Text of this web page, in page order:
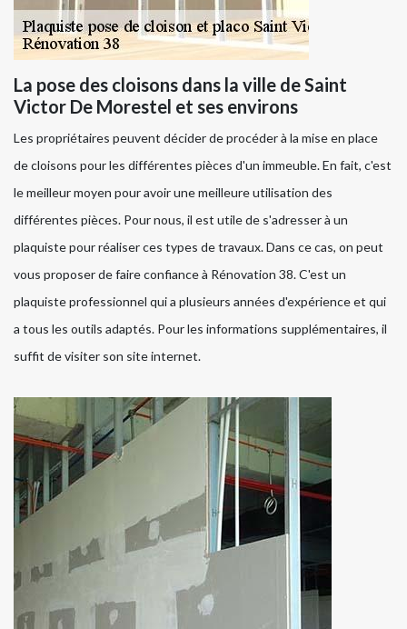
La pose des cloisons dans la ville de Saint
Victor De Morestel et ses environs
Les propriétaires peuvent décider de procéder à la mise en place
de cloisons pour les différentes pièces d'un immeuble. En fait, c'est
le meilleur moyen pour avoir une meilleure utilisation des
différentes pièces. Pour nous, il est utile de s'adresser à un
plaquiste pour réaliser ces types de travaux. Dans ce cas, on peut
vous proposer de faire confiance à Rénovation 38. C'est un
plaquiste professionnel qui a plusieurs années d'expérience et qui
a tous les outils adaptés. Pour les informations supplémentaires, il
suffit de visiter son site internet.